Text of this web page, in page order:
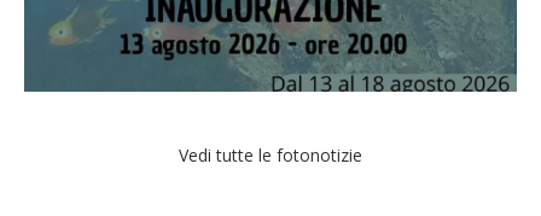
Vedi tutte le fotonotizie